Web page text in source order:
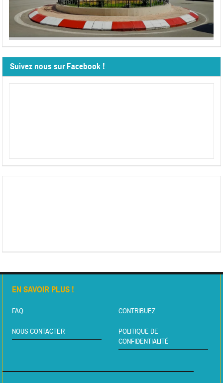
Suivez nous sur Facebook !
EN SAVOIR PLUS !
FAQ CONTRIBUEZ
NOUS CONTACTER
POLITIQUE DE
CONFIDENTIALITÉ